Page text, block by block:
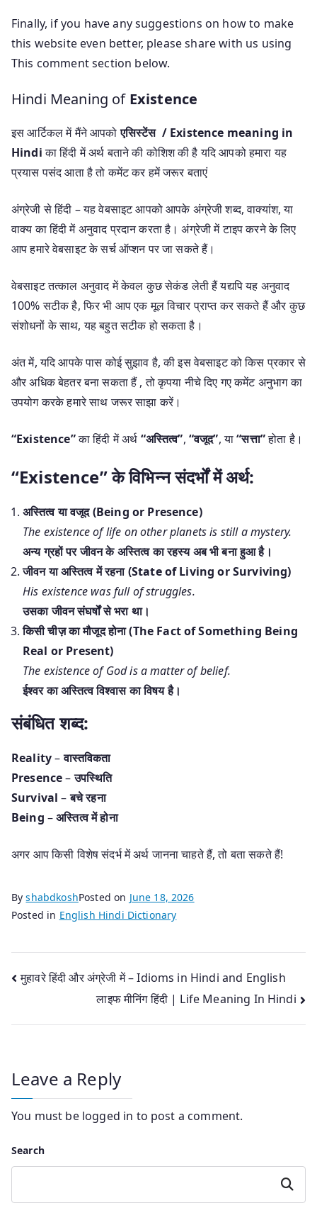
Finally, if you have any suggestions on how to make
this website even better, please share with us using
This comment section below.
Hindi Meaning of Existence
इस आर्टिकल में मैंने आपकोएसिस्टेंस / Existence meaning in
Hindiका हिंदी में अर्थ बताने की कोशिश की है यदि आपको हमारा यह
प्रयास पसंद आता है तो कमेंट कर हमें जरूर बताएं
अंग्रेजी से हिंदी – यह वेबसाइट आपको आपके अंग्रेजी शब्द, वाक्यांश, या
वाक्य का हिंदी में अनुवाद प्रदान करता है। अंग्रेजी में टाइप करने के लिए
आप हमारे वेबसाइट के सर्च ऑप्शन पर जा सकते हैं।
वेबसाइट तत्काल अनुवाद में केवल कुछ सेकंड लेती हैं यद्यपि यह अनुवाद
100% सटीक है, फिर भी आप एक मूल विचार प्राप्त कर सकते हैं और कुछ
संशोधनों के साथ, यह बहुत सटीक हो सकता है।
अंत में, यदि आपके पास कोई सुझाव है, की इस वेबसाइट को किस प्रकार से
और अधिक बेहतर बना सकता हैं , तो कृपया नीचे दिए गए कमेंट अनुभाग का
उपयोग करके हमारे साथ जरूर साझा करें।
“Existence”का हिंदी में अर्थ “अस्तित्व”, “वजूद”, या“सत्ता”होता है।
“Existence” के विभिन्न संदर्भों में अर्थ:
अस्तित्व या वजूद (Being or Presence)
The existence of life on other planets is still a mystery.
अन्य ग्रहों पर जीवन के अस्तित्व का रहस्य अब भी बना हुआ है।
जीवन या अस्तित्व में रहना (State of Living or Surviving)
His existence was full of struggles.
उसका जीवन संघर्षों से भरा था।
किसी चीज़ का मौजूद होना (The Fact of Something Being
Real or Present)
The existence of God is a matter of belief.
ईश्वर का अस्तित्व विश्वास का विषय है।
संबंधित शब्द:
Reality–वास्तविकता
Presence–उपस्थिति
Survival –बचे रहना
Being –अस्तित्व में होना
अगर आप किसी विशेष संदर्भ में अर्थ जानना चाहते हैं, तो बता सकते हैं!
ByshabdkoshPosted on June 18, 2026
Posted in English Hindi Dictionary
Post
navigation
मुहावरे हिंदी और अंग्रेजी में – Idioms in Hindi and English
लाइफ मीनिंग हिंदी | Life Meaning In Hindi
Leave a Reply
You must be logged in to post a comment.
Search
Search